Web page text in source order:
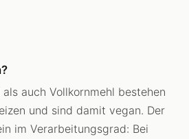
auch Vollkornmehl bestehen
und sind damit vegan. Der
im Verarbeitungsgrad: Bei